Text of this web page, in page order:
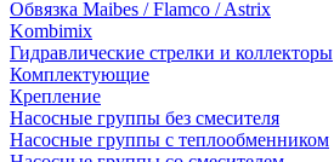
Обвязка Maibes / Flamco / Astrix
Kombimix
Гидравлические стрелки и коллекторы
Комплектующие
Крепление
Насосные группы без смесителя
Насосные группы с теплообменником